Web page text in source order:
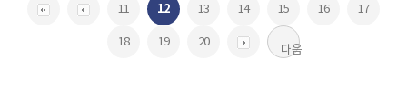
11 12 13 14 15 16 17
18 19 20
다음